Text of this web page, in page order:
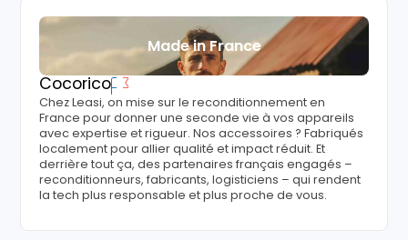
Made in France
Cocorico
Chez Leasi, on mise sur le reconditionnement en
France pour donner une seconde vie à vos appareils
avec expertise et rigueur. Nos accessoires ? Fabriqués
localement pour allier qualité et impact réduit. Et
derrière tout ça, des partenaires français engagés –
reconditionneurs, fabricants, logisticiens – qui rendent
la tech plus responsable et plus proche de vous.